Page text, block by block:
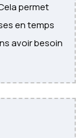
permet
en temps
avoir besoin